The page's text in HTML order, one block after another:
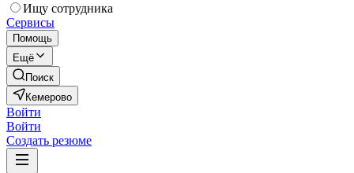
Ищу сотрудника
Сервисы
Помощь
Ещё
Поиск
Кемерово
Войти
Войти
Создать резюме